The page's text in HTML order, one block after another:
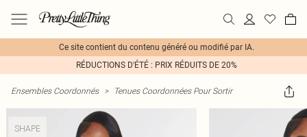
Ce site contient du contenu généré ou modifié par IA.
RÉDUCTIONS D'ÉTÉ : PRIX RÉDUITS DE 20%
Ensembles Coordonnés > Tenues Coordonnées Pour Sortir
SHAPE